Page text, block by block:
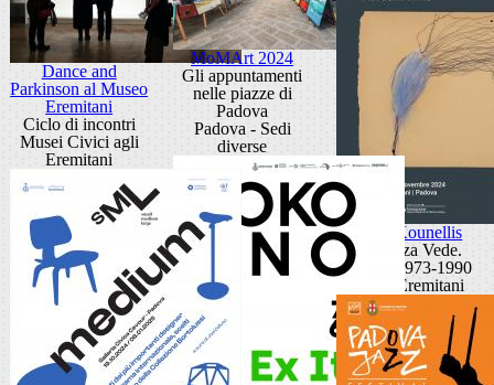
Dance and
Parkinson al Museo
Eremitani
Ciclo di incontri
Musei Civici agli
Eremitani
MoMArt 2024
Gli appuntamenti
nelle piazze di
Padova
Padova - Sedi
diverse
Jannis Kounellis
La Stanza Vede.
Disegni 1973-1990
Museo Eremitani